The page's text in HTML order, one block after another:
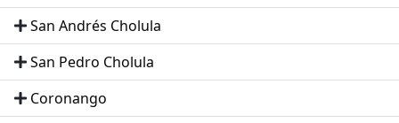
San Andrés Cholula
San Pedro Cholula
Coronango